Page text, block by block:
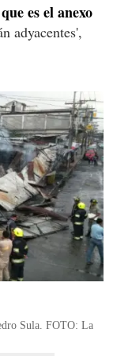
es el anexo
adyacentes',
Sula. FOTO: La